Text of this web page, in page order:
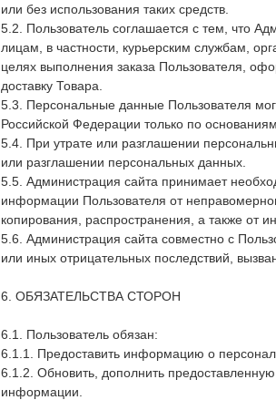
или без использования таких средств.
5.2. Пользователь соглашается с тем, что
лицам, в частности, курьерским службам,
целях выполнения заказа Пользователя,
доставку Товара.
5.3. Персональные данные Пользователя
Российской Федерации только по
5.4. При утрате или разглашении
или разглашении персональных данных.
5.5. Администрация сайта принимает
информации Пользователя от
копирования, распространения, а также от
5.6. Администрация сайта совместно с
или иных отрицательных последствий,
6. ОБЯЗАТЕЛЬСТВА СТОРОН
6.1. Пользователь обязан:
6.1.1. Предоставить информацию о
6.1.2. Обновить, дополнить
информации.